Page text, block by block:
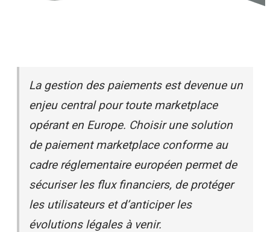
La gestion des paiements est devenue un
enjeu central pour toute marketplace
opérant en Europe. Choisir une solution
de paiement marketplace conforme au
cadre réglementaire européen permet de
sécuriser les flux financiers, de protéger
les utilisateurs et d’anticiper les
évolutions légales à venir.